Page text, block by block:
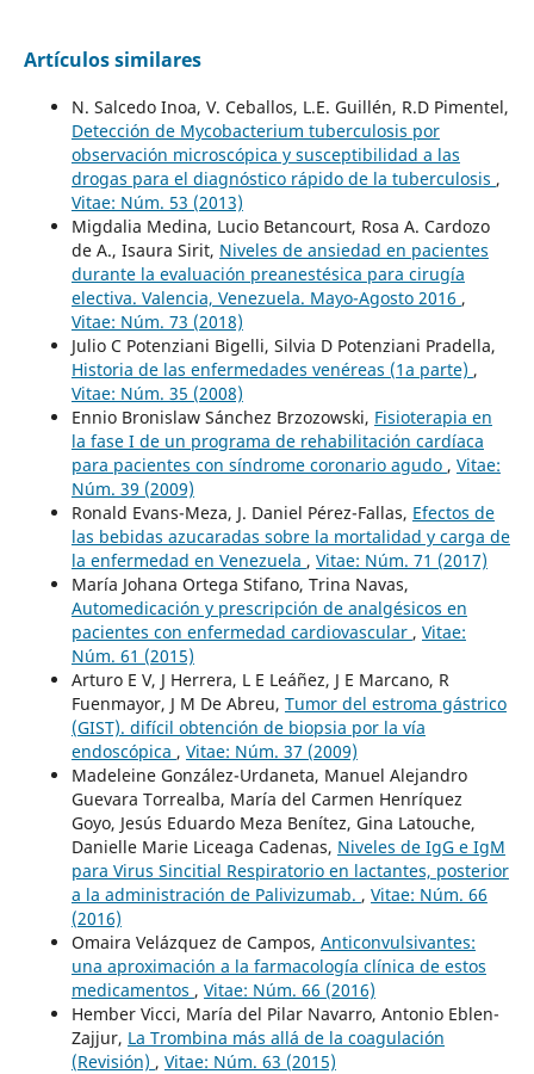
Artículos similares
N. Salcedo Inoa, V. Ceballos, L.E. Guillén, R.D Pimentel,
Detección de Mycobacterium tuberculosis por
observación microscópica y susceptibilidad a las
drogas para el diagnóstico rápido de la tuberculosis ,
Vitae: Núm. 53 (2013)
Migdalia Medina, Lucio Betancourt, Rosa A. Cardozo
de A., Isaura Sirit, Niveles de ansiedad en pacientes
durante la evaluación preanestésica para cirugía
electiva. Valencia, Venezuela. Mayo-Agosto 2016 ,
Vitae: Núm. 73 (2018)
Julio C Potenziani Bigelli, Silvia D Potenziani Pradella,
Historia de las enfermedades venéreas (1a parte) ,
Vitae: Núm. 35 (2008)
Ennio Bronislaw Sánchez Brzozowski, Fisioterapia en
la fase I de un programa de rehabilitación cardíaca
para pacientes con síndrome coronario agudo , Vitae:
Núm. 39 (2009)
Ronald Evans-Meza, J. Daniel Pérez-Fallas, Efectos de
las bebidas azucaradas sobre la mortalidad y carga de
la enfermedad en Venezuela , Vitae: Núm. 71 (2017)
María Johana Ortega Stifano, Trina Navas,
Automedicación y prescripción de analgésicos en
pacientes con enfermedad cardiovascular , Vitae:
Núm. 61 (2015)
Arturo E V, J Herrera, L E Leáñez, J E Marcano, R
Fuenmayor, J M De Abreu, Tumor del estroma gástrico
(GIST). difícil obtención de biopsia por la vía
endoscópica , Vitae: Núm. 37 (2009)
Madeleine González-Urdaneta, Manuel Alejandro
Guevara Torrealba, María del Carmen Henríquez
Goyo, Jesús Eduardo Meza Benítez, Gina Latouche,
Danielle Marie Liceaga Cadenas, Niveles de IgG e IgM
para Virus Sincitial Respiratorio en lactantes, posterior
a la administración de Palivizumab. , Vitae: Núm. 66
(2016)
Omaira Velázquez de Campos, Anticonvulsivantes:
una aproximación a la farmacología clínica de estos
medicamentos , Vitae: Núm. 66 (2016)
Hember Vicci, María del Pilar Navarro, Antonio Eblen-
Zajjur, La Trombina más allá de la coagulación
(Revisión) , Vitae: Núm. 63 (2015)